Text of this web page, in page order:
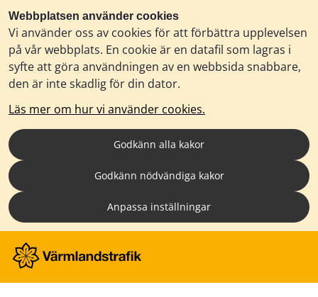
Webbplatsen använder cookies
Vi använder oss av cookies för att förbättra upplevelsen
på vår webbplats. En cookie är en datafil som lagras i
syfte att göra användningen av en webbsida snabbare,
den är inte skadlig för din dator.
Läs mer om hur vi använder cookies.
Godkänn alla kakor
Godkänn nödvändiga kakor
Anpassa inställningar